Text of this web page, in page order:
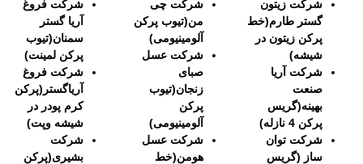
شرکت زیتون
گستر طارم(خط
پرکن زیتون در
شیشه)
شرکت آریا
صنعت
بهینه(گریس
پرکن 4 نازله)
شرکت توان
ساز (گریس
شرکت چی
من(تیوب پرکن
آلومینیومی)
شرکت عسل
صبای
زنجان(تیوب
پرکن
آلومینیومی)
شرکت عسل
هومن(خط
شرکت فروغ
آریا گستر
سمنان(تیوب
پرکن لمینت)
شرکت فروغ
آریاگستر(پرکن
کرم پودر در
شیشه وپت)
شرکت
بشیری(پرکن